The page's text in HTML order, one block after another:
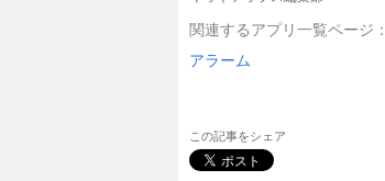
関連するアプリ一覧ページ：
アラーム
この記事をシェア